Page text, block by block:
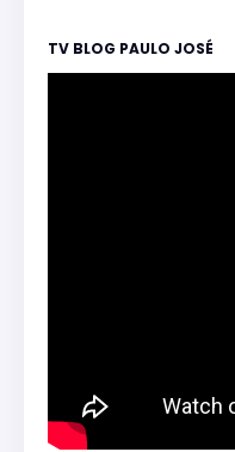
TV BLOG PAULO JOSÉ